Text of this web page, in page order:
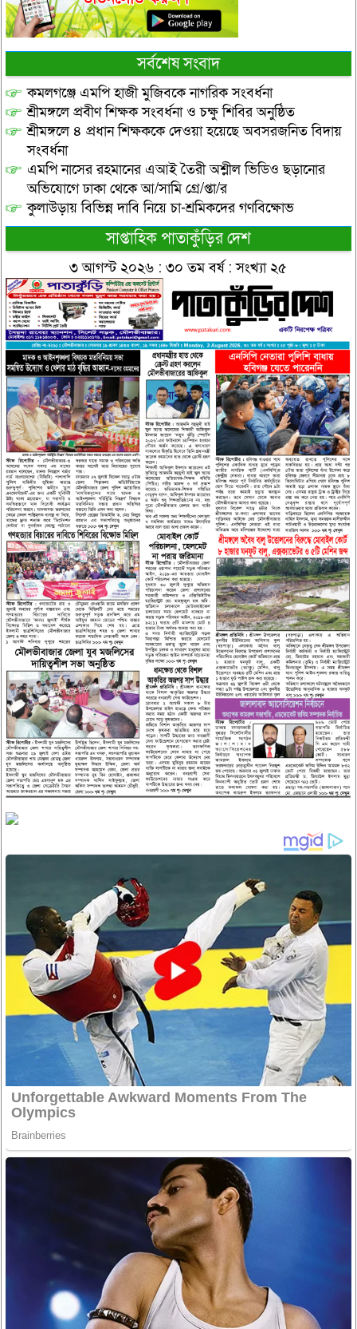
সর্বশেষ সংবাদ
কমলগঞ্জে এমপি হাজী মুজিবকে নাগরিক সংবর্ধনা
শ্রীমঙ্গলে প্রবীণ শিক্ষক সংবর্ধনা ও চক্ষু শিবির অনুষ্ঠিত
শ্রীমঙ্গলে ৪ প্রধান শিক্ষককে দেওয়া হয়েছে অবসরজনিত বিদায়
সংবর্ধনা
এমপি নাসের রহমানের এআই তৈরী অশ্লীল ভিডিও ছড়ানোর
অভিযোগে ঢাকা থেকে আ/সামি গ্রে/প্তা/র
কুলাউড়ায় বিভিন্ন দাবি নিয়ে চা-শ্রমিকদের গণবিক্ষোভ
সাপ্তাহিক পাতাকুঁড়ির দেশ
৩ আগস্ট ২০২৬ : ৩০ তম বর্ষ : সংখ্যা ২৫